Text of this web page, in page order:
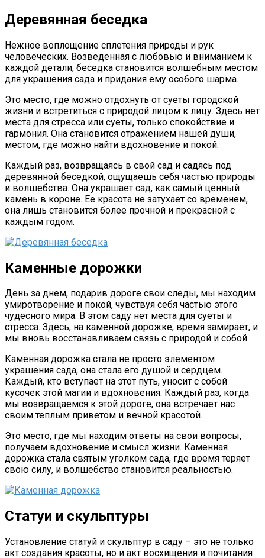
Деревянная беседка
Нежное воплощение сплетения природы и рук
человеческих. Возведенная с любовью и вниманием к
каждой детали, беседка становится волшебным местом
для украшения сада и придания ему особого шарма.
Это место, где можно отдохнуть от суеты городской
жизни и встретиться с природой лицом к лицу. Здесь нет
места для стресса или суеты, только спокойствие и
гармония. Она становится отражением нашей души,
местом, где можно найти вдохновение и покой.
Каждый раз, возвращаясь в свой сад и садясь под
деревянной беседкой, ощущаешь себя частью природы
и волшебства. Она украшает сад, как самый ценный
камень в короне. Ее красота не затухает со временем,
она лишь становится более прочной и прекрасной с
каждым годом.
Каменные дорожки
День за днем, подарив дороге свои следы, мы находим
умиротворение и покой, чувствуя себя частью этого
чудесного мира. В этом саду нет места для суеты и
стресса. Здесь, на каменной дорожке, время замирает, и
мы вновь восстанавливаем связь с природой и собой.
Каменная дорожка стала не просто элементом
украшения сада, она стала его душой и сердцем.
Каждый, кто вступает на этот путь, уносит с собой
кусочек этой магии и вдохновения. Каждый раз, когда
мы возвращаемся к этой дороге, она встречает нас
своим теплым приветом и вечной красотой.
Это место, где мы находим ответы на свои вопросы,
получаем вдохновение и смысл жизни. Каменная
дорожка стала святым уголком сада, где время теряет
свою силу, и волшебство становится реальностью.
Статуи и скульптуры
Установление статуй и скульптур в саду – это не только
акт создания красоты, но и акт восхищения и почитания